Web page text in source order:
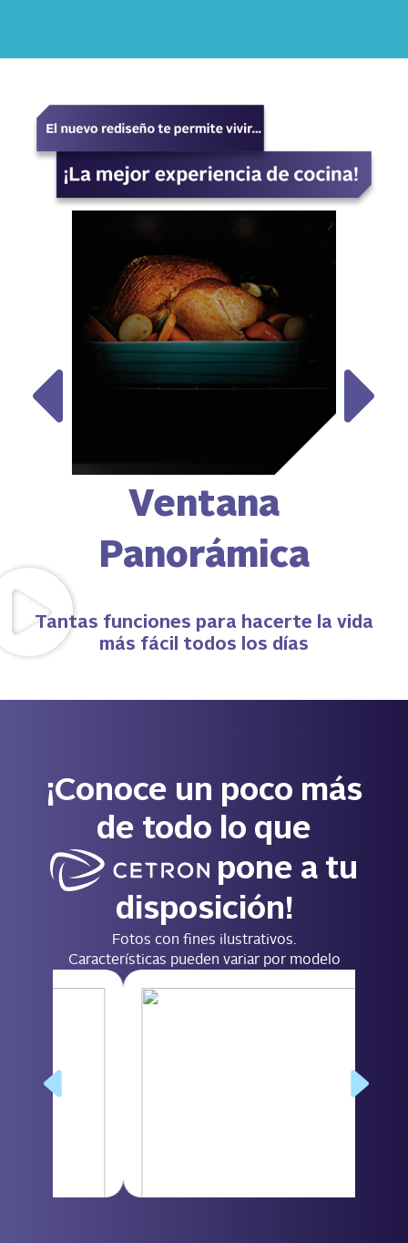
Parrillas de
alambrón
Tantas funciones para hacerte la vida
más fácil todos los días
¡Conoce un poco más
de todo lo que
pone a tu
disposición!​
Fotos con fines ilustrativos.
Características pueden variar por modelo